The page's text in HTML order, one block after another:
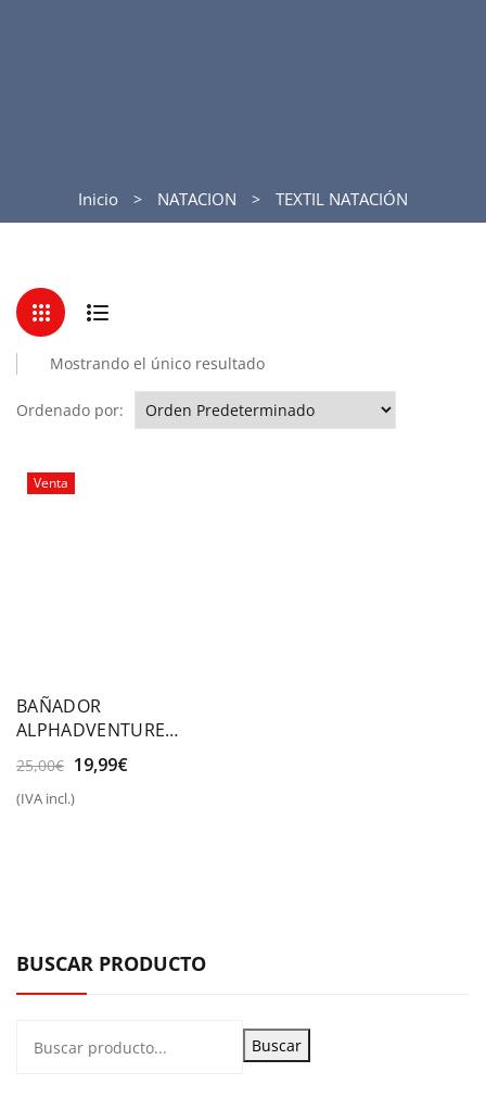
Inicio NATACION TEXTIL NATACIÓN
Mostrando el único resultado
Ordenado por:
Venta
BAÑADOR
ALPHADVENTURE
CACTUSPOT
25,00€ El
original
19,99€El
(IVA incl.)
BUSCAR PRODUCTO
Buscar